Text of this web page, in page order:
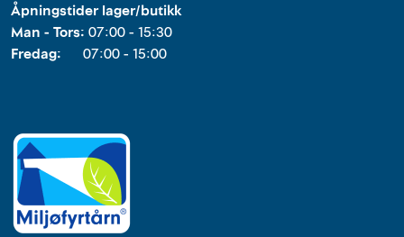
Åpningstider lager/butikk
Man - Tors: 07:00 - 15:30
Fredag: 07:00 - 15:00